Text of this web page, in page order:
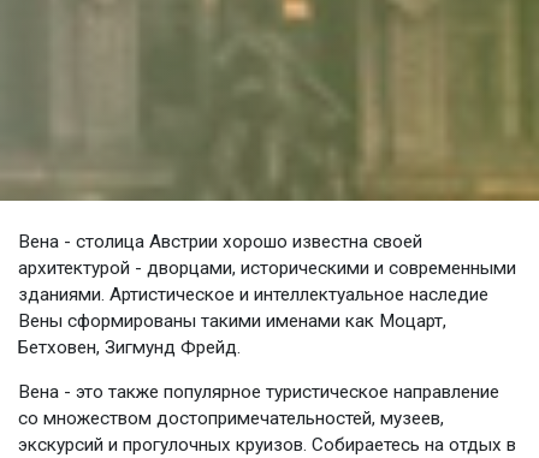
Вена - столица Австрии хорошо известна своей
архитектурой - дворцами, историческими и современными
зданиями. Артистическое и интеллектуальное наследие
Вены сформированы такими именами как Моцарт,
Бетховен, Зигмунд Фрейд.
Вена - это также популярное туристическое направление
со множеством достопримечательностей, музеев,
экскурсий и прогулочных круизов. Собираетесь на отдых в